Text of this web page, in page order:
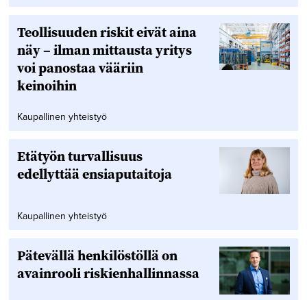
Teollisuuden riskit eivät aina
näy – ilman mittausta yritys
voi panostaa vääriin
keinoihin
Kaupallinen yhteistyö
Etätyön turvallisuus
edellyttää ensiaputaitoja
Kaupallinen yhteistyö
Pätevällä henkilöstöllä on
avainrooli riskienhallinnassa